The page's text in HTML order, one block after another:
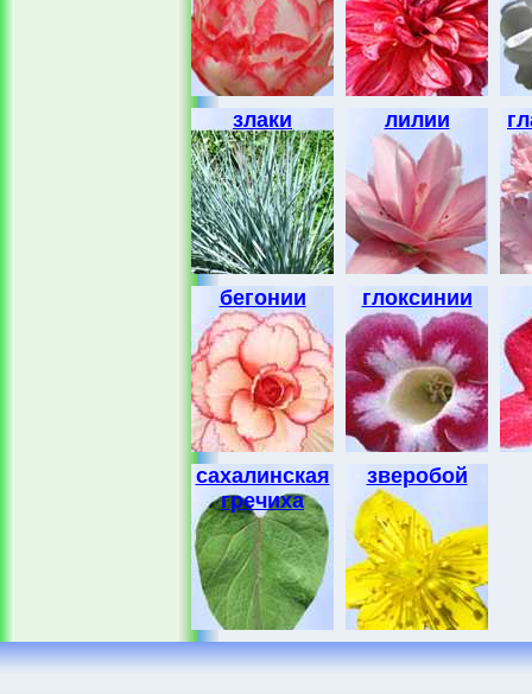
злаки лилии
бегонии глоксинии
сахалинская
гречиха
зверобой